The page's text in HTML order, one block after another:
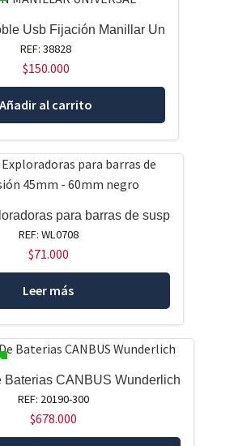
Usb Fijación Manillar Un
REF: 38828
$150.000
Añadir al carrito
para barras de susp
REF: WL0708
$71.000
Leer más
Baterias CANBUS Wunderlich
REF: 20190-300
$678.000